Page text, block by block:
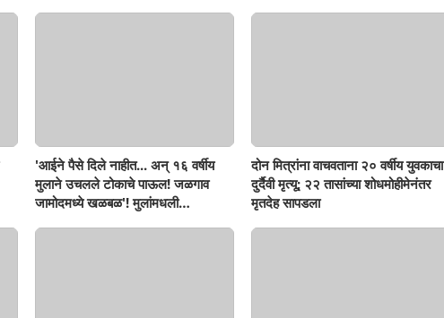
'आईने पैसे दिले नाहीत... अन् १६ वर्षीय
मुलाने उचलले टोकाचे पाऊल! जळगाव
जामोदमध्ये खळबळ'! मुलांमधली
दोन मित्रांना वाचवताना २० वर्षीय युवकाचा
दुर्दैवी मृत्यू; २२ तासांच्या शोधमोहीमेनंतर
मृतदेह सापडला